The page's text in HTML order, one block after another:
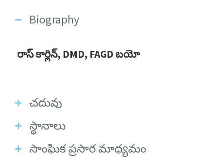
Biography
రాస్ కార్లిన్, DMD, FAGD బయో
చదువు
స్థానాలు
సాంఘిక ప్రసార మాధ్యమం